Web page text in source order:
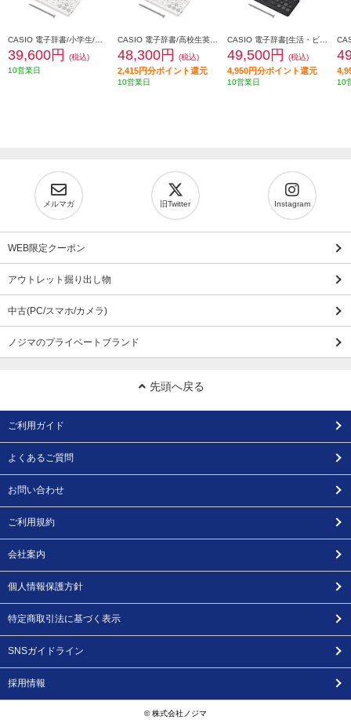
39,600円
(税込)
10営業日
48,300円 (税込)
2,415円分ポイント還元
10営業日
49,500円 (税込)
4,950円分ポイント還元
10営業日 10
メルマガ 旧Twitter Instagram
WEB限定クーポン
アウトレット掘り出し物
中古(PC/スマホ/カメラ)
ノジマのプライベートブランド
先頭へ戻る
ご利用ガイド
よくあるご質問
お問い合わせ
ご利用規約
会社案内
個人情報保護方針
特定商取引法に基づく表示
SNSガイドライン
採用情報
© 株式会社ノジマ